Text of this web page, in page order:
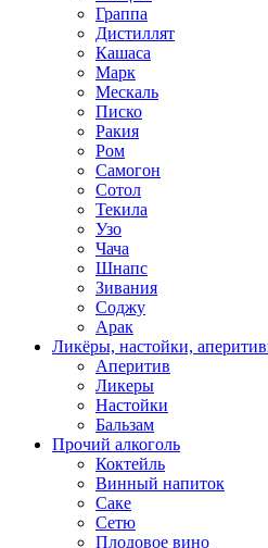
Граппа
Дистиллят
Кашаса
Марк
Мескаль
Писко
Ракия
Ром
Самогон
Сотол
Текила
Узо
Чача
Шнапс
Зивания
Соджу
Арак
Ликёры, настойки,
Аперитив
Ликеры
Настойки
Бальзам
Прочий алкоголь
Коктейль
Винный напиток
Саке
Сетю
Плодовое вино